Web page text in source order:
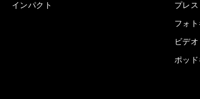
インパクト
プレ
フォ
ビデオ
ポッド